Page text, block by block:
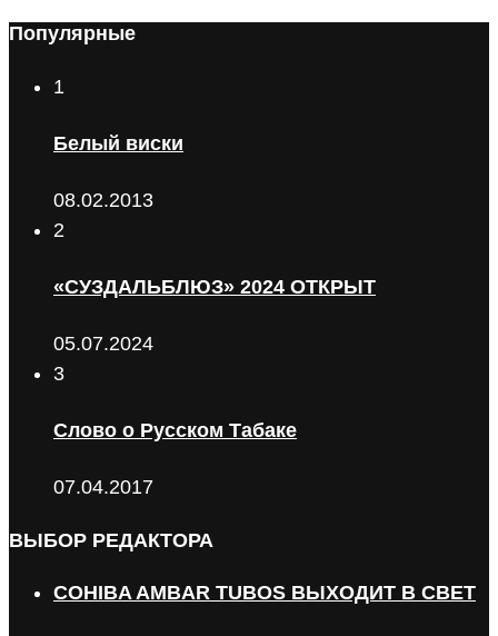
Популярные
1
Белый виски
08.02.2013
2
«СУЗДАЛЬБЛЮЗ» 2024 ОТКРЫТ
05.07.2024
3
Слово о Русском Табаке
07.04.2017
ВЫБОР РЕДАКТОРА
COHIBA AMBAR TUBOS ВЫХОДИТ В СВЕТ